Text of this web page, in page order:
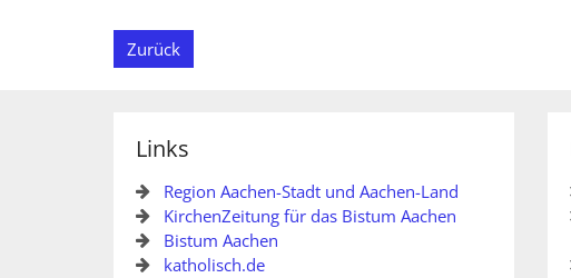
Zurück
Links
Region Aachen-Stadt und Aachen-Land
KirchenZeitung für das Bistum Aachen
Bistum Aachen
katholisch.de